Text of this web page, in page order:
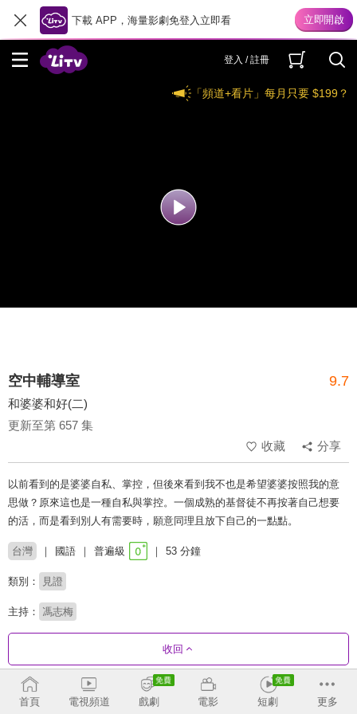
下載 APP，海量影劇免登入立即看
登入 / 註冊
「頻道+看片」每月只要 $199？
空中輔導室 9.7
和婆婆和好(二)
更新至第 657 集
收藏
分享
以前看到的是婆婆自私、掌控，但後來看到我不也是希望婆婆按照我的意
思做？原來這也是一種自私與掌控。一個成熟的基督徒不再按著自己想要
的活，而是看到別人有需要時，願意同理且放下自己的一點點。
台灣 國語 普遍級 53 分鐘
類別： 見證
主持： 馮志梅
收回
劇集列表 收合
首頁 電視頻道 戲劇 電影 短劇 更多